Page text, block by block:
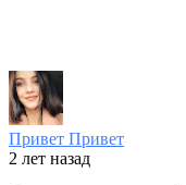
Привет Привет
2 лет назад